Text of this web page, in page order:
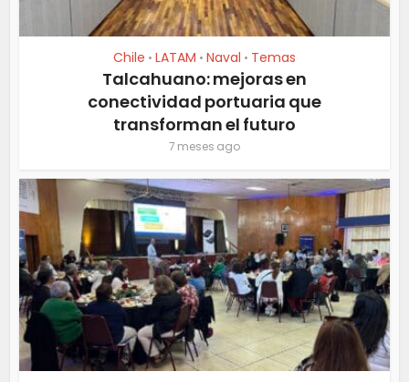
Chile • LATAM • Naval • Temas
Talcahuano: mejoras en
conectividad portuaria que
transforman el futuro
7 meses ago